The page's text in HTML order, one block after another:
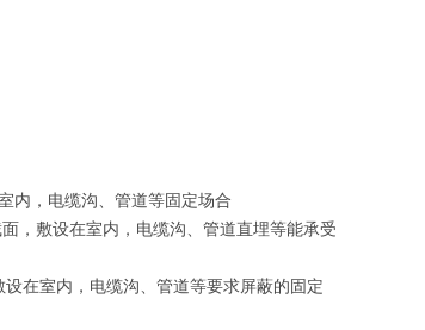
室内，电缆沟、管道等固定场合
，敷设在室内，电缆沟、管道直埋等能承受
在室内，电缆沟、管道等要求屏蔽的固定